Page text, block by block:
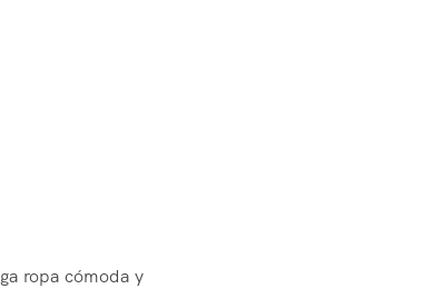
ropa cómoda y